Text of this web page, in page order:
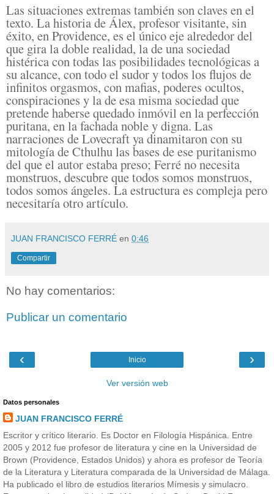
Las situaciones extremas también son claves en el
texto. La historia de Álex, profesor visitante, sin
éxito, en Providence, es el único eje alrededor del
que gira la doble realidad, la de una sociedad
histérica con todas las posibilidades tecnológicas a
su alcance, con todo el sudor y todos los flujos de
infinitos orgasmos, con mafias, poderes ocultos,
conspiraciones y la de esa misma sociedad que
pretende haberse quedado inmóvil en la perfección
puritana, en la fachada noble y digna. Las
narraciones de Lovecraft ya dinamitaron con su
mitología de Cthulhu las bases de ese puritanismo
del que el autor estaba preso; Ferré no necesita
monstruos, descubre que todos somos monstruos,
todos somos ángeles. La estructura es compleja pero
necesitaría otro artículo.
JUAN FRANCISCO FERRÉ en 0:46
Compartir
No hay comentarios:
Publicar un comentario
‹ ›
Inicio
Ver versión web
Datos personales
JUAN FRANCISCO FERRÉ
Escritor y crítico literario. Es Doctor en Filología Hispánica. Entre
2005 y 2012 fue profesor de literatura y cine en la Universidad de
Brown (Providence, Estados Unidos) y ahora es profesor de Teoría
de la Literatura y Literatura comparada de la Universidad de Málaga.
Ha publicado el libro de estudios literarios Mímesis y simulacro.